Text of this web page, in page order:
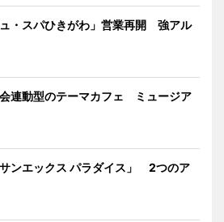
・スパひきがわ」営業再開 強アル
連動型のテーマカフェ ミュージア
ンエックス パラダイス」 2つのア